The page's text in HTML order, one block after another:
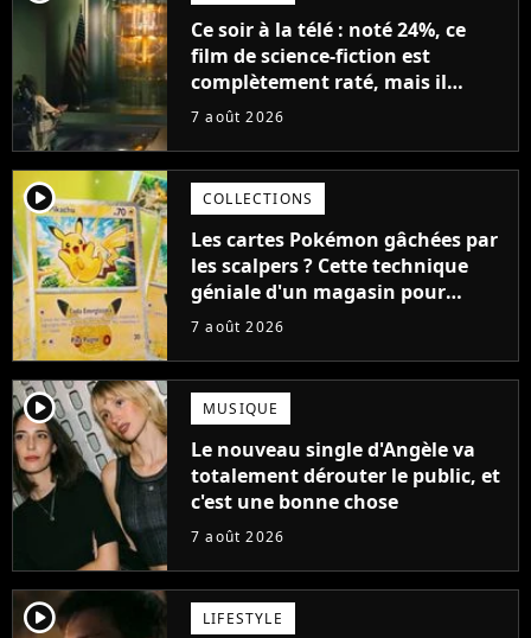
Ce soir à la télé : noté 24%, ce
film de science-fiction est
complètement raté, mais il
aurait pu être encore pire à
7 août 2026
player2 COLLECTIONS
Les cartes Pokémon gâchées par
les scalpers ? Cette technique
géniale d'un magasin pour
ruiner les revendeurs
7 août 2026
player2 MUSIQUE
Le nouveau single d'Angèle va
totalement dérouter le public, et
c'est une bonne chose
7 août 2026
player2 LIFESTYLE